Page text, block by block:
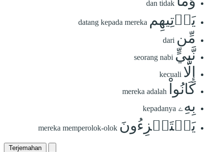
dan tidak
يَأۡتِيهِم datang kepada mereka
مِّن dari
نَّبِيٍّ seorang nabi
إِلَّا kecuali
كَانُواْ mereka adalah
بِهِۦ kepadanya
يَسۡتَهۡزِءُونَ mereka memperolok-olok
Terjemahan